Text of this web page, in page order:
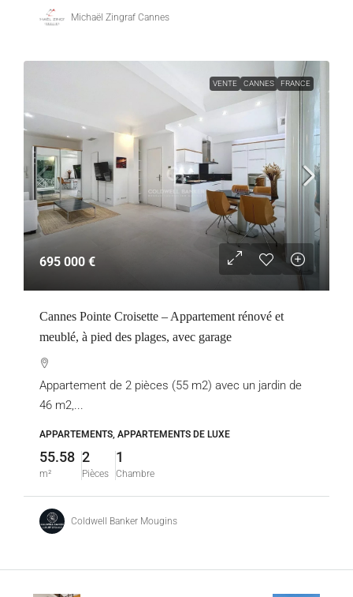
Michaël Zingraf Cannes
VENTE CANNES FRANCE
695 000 €
Cannes Pointe Croisette – Appartement rénové et
meublé, à pied des plages, avec garage
Appartement de 2 pièces (55 m2) avec un jardin de
46 m2,...
APPARTEMENTS, APPARTEMENTS DE LUXE
55.58
m²
2
Pièces
1
Chambre
Coldwell Banker Mougins